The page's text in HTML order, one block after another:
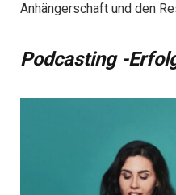
Anhängerschaft und den
Podcasting -